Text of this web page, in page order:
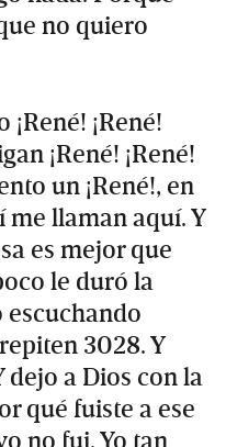
no quiero
¡René!
¡René! ¡René!
un ¡René!, en
llaman aquí. Y
es mejor que
le duró la
escuchando
3028. Y
dejo a Dios con la
qué fuiste a ese